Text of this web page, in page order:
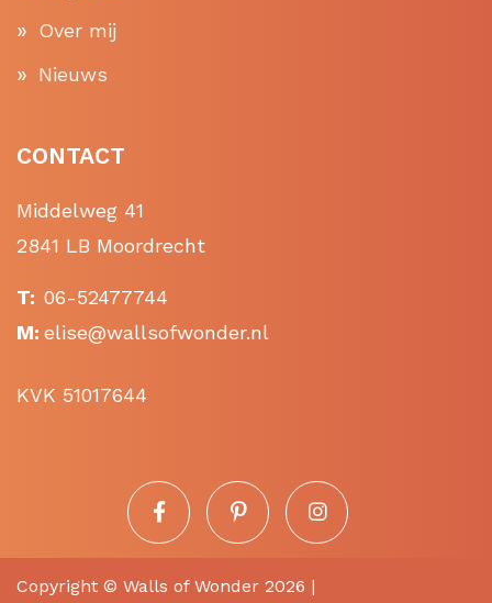
Over mij
Nieuws
CONTACT
Middelweg 41
2841 LB Moordrecht
T: 06-52477744
M: elise@wallsofwonder.nl
KVK 51017644
Copyright © Walls of Wonder 2026 |